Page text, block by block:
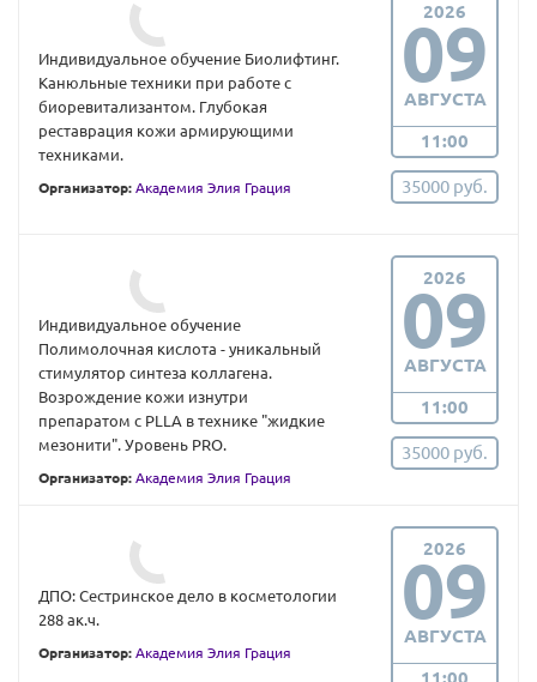
Индивидуальное обучение Биолифтинг.
Канюльные техники при работе с
биоревитализантом. Глубокая
реставрация кожи армирующими
техниками.
Организатор: Академия Элия Грация
2026
09
АВГУСТА
11:00
35000 руб.
Индивидуальное обучение
Полимолочная кислота - уникальный
стимулятор синтеза коллагена.
Возрождение кожи изнутри
препаратом с PLLA в технике "жидкие
мезонити". Уровень PRO.
Организатор: Академия Элия Грация
2026
09
АВГУСТА
11:00
35000 руб.
ДПО: Сестринское дело в косметологии
288 ак.ч.
Организатор: Академия Элия Грация
2026
09
АВГУСТА
11:00